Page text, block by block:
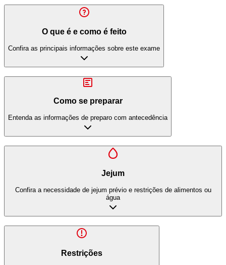
O que é e como é feito
Confira as principais informações sobre este exame
Como se preparar
Entenda as informações de preparo com antecedência
Jejum
Confira a necessidade de jejum prévio e restrições de alimentos ou
água
Restrições